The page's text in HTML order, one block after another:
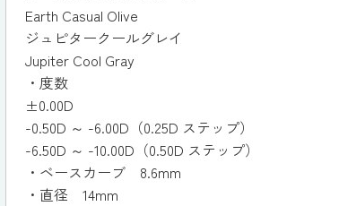
Earth Casual Olive
ジュピタークールグレイ
Jupiter Cool Gray
・度数
±0.00D
-0.50D ～ -6.00D（0.25D ステップ）
-6.50D ～ -10.00D（0.50D ステップ）
・ベースカーブ 8.6mm
・直径 14mm